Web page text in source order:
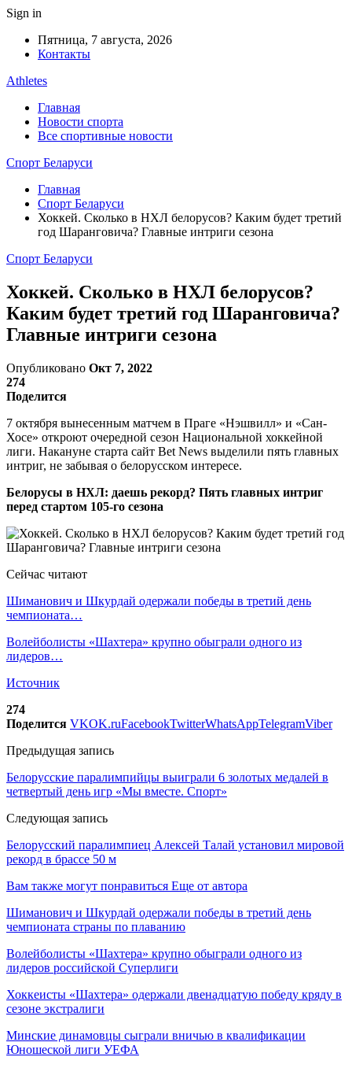
Sign in
Пятница, 7 августа, 2026
Контакты
Athletes
Главная
Новости спорта
Все спортивные новости
Спорт Беларуси
Главная
Спорт Беларуси
Хоккей. Сколько в НХЛ белорусов? Каким будет третий
год Шаранговича? Главные интриги сезона
Спорт Беларуси
Хоккей. Сколько в НХЛ белорусов?
Каким будет третий год Шаранговича?
Главные интриги сезона
Опубликовано Окт 7, 2022
274
Поделится
7 октября вынесенным матчем в Праге «Нэшвилл» и «Сан-
Хосе» откроют очередной сезон Национальной хоккейной
лиги. Накануне старта сайт Bet News выделили пять главных
интриг, не забывая о белорусском интересе.
Белорусы в НХЛ: даешь рекорд? Пять главных интриг
перед стартом 105-го сезона
Сейчас читают
Шиманович и Шкурдай одержали победы в третий день
чемпионата…
Волейболисты «Шахтера» крупно обыграли одного из
лидеров…
Источник
274
Поделится VKOK.ruFacebookTwitterWhatsAppTelegramViber
Предыдущая запись
Белорусские паралимпийцы выиграли 6 золотых медалей в
четвертый день игр «Мы вместе. Спорт»
Следующая запись
Белорусский паралимпиец Алексей Талай установил мировой
рекорд в брассе 50 м
Вам также могут понравиться Еще от автора
Шиманович и Шкурдай одержали победы в третий день
чемпионата страны по плаванию
Волейболисты «Шахтера» крупно обыграли одного из
лидеров российской Суперлиги
Хоккеисты «Шахтера» одержали двенадцатую победу кряду в
сезоне экстралиги
Минские динамовцы сыграли вничью в квалификации
Юношеской лиги УЕФА